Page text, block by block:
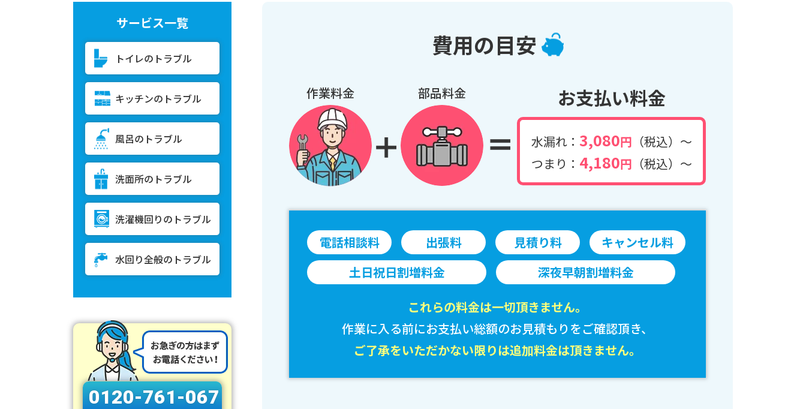
サービス一覧
トイレのトラブル
キッチンのトラブル
風呂のトラブル
洗面所のトラブル
洗濯機回りのトラブル
水回り全般のトラブル
0120-761-067
費用の目安
作業料金 部品料金 お支払い料金
水漏れ： 3,080円 （税込）～
つまり： 4,180円 （税込）～
電話相談料 出張料 見積り料
キャンセル料
土日祝日割増料金
深夜早朝割増料金
これらの料金は一切頂きません。
作業に入る前にお支払い総額のお見積もりをご確認頂き、
ご了承をいただかない限りは追加料金は頂きません。